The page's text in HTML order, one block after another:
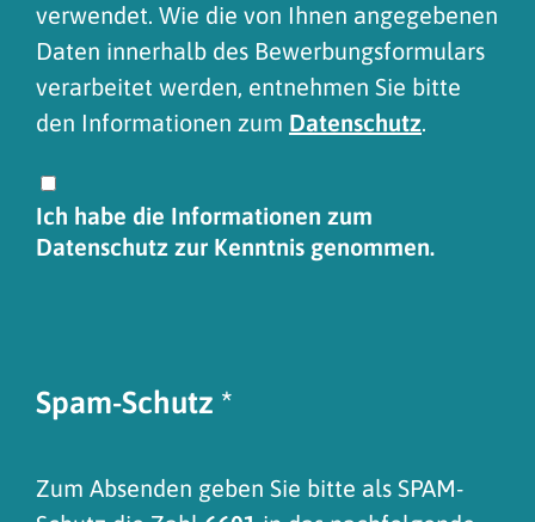
verwendet. Wie die von Ihnen angegebenen
Daten innerhalb des Bewerbungsformulars
verarbeitet werden, entnehmen Sie bitte
den Informationen zum Datenschutz.
Ich habe die Informationen zum
Datenschutz zur Kenntnis genommen.
Spam-Schutz *
Zum Absenden geben Sie bitte als SPAM-